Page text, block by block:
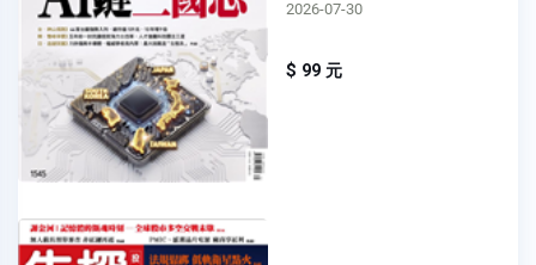
2026-07-30
$ 99 元